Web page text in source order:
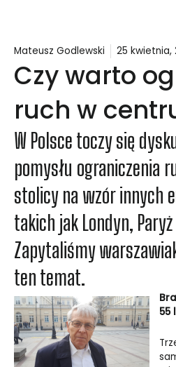
Mateusz Godlewski 25 kwietnia,
Czy warto
ruch w
W Polsce toczy się
pomysłu ograniczenia
stolicy na wzór innych
takich jak Londyn,
Zapytaliśmy
ten temat.
55